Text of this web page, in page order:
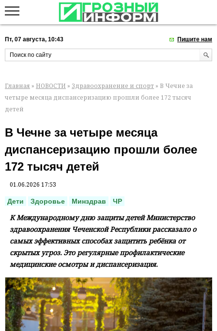
Пт, 07 августа, 10:43 Пишите нам
Главная » НОВОСТИ » Здравоохранение и спорт » В Чечне за
четыре месяца диспансеризацию прошли более 172 тысяч
детей
В Чечне за четыре месяца
диспансеризацию прошли более
172 тысяч детей
01.06.2026 17:53
Дети Здоровье Минздрав ЧР
К Международному дню защиты детей Министерство
здравоохранения Чеченской Республики рассказало о
самых эффективных способах защитить ребёнка от
скрытых угроз. Это регулярные профилактические
медицинские осмотры и диспансеризация.